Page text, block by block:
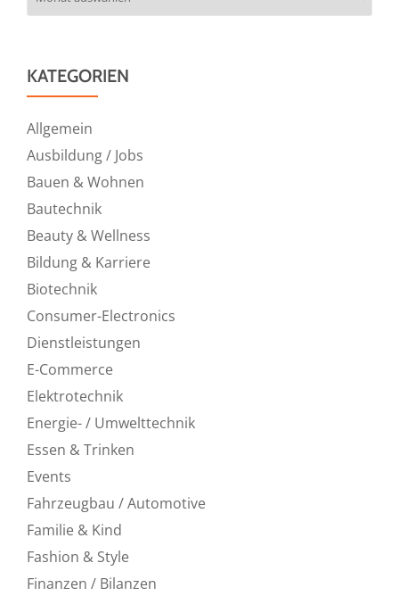
KATEGORIEN
Allgemein
Ausbildung / Jobs
Bauen & Wohnen
Bautechnik
Beauty & Wellness
Bildung & Karriere
Biotechnik
Consumer-Electronics
Dienstleistungen
E-Commerce
Elektrotechnik
Energie- / Umwelttechnik
Essen & Trinken
Events
Fahrzeugbau / Automotive
Familie & Kind
Fashion & Style
Finanzen / Bilanzen